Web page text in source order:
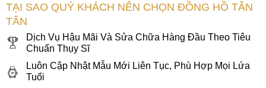
TẠI SAO QUÝ KHÁCH NÊN CHỌN ĐỒNG HỒ TÂN
TÂN
Dịch Vụ Hậu Mãi Và Sửa Chữa Hàng Đầu Theo Tiêu
Chuẩn Thụy Sĩ
Luôn Cập Nhật Mẫu Mới Liên Tục, Phù Hợp Mọi Lứa
Tuổi